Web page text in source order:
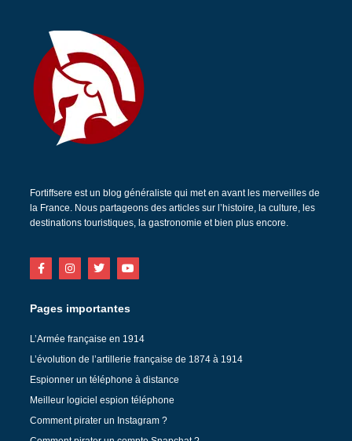
Fortiffsere est un blog généraliste qui met en avant les merveilles de
la France. Nous partageons des articles sur l’histoire, la culture, les
destinations touristiques, la gastronomie et bien plus encore.
Pages importantes
L’Armée française en 1914
L’évolution de l’artillerie française de 1874 à 1914
Espionner un téléphone à distance
Meilleur logiciel espion téléphone
Comment pirater un Instagram ?